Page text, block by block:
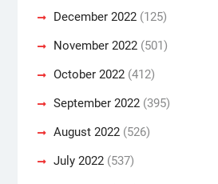
December 2022(125)
November 2022(501)
October 2022(412)
September 2022(395)
August 2022(526)
July 2022(537)